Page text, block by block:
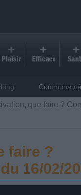
Communauté
que faire ?
faire ?
16/02/